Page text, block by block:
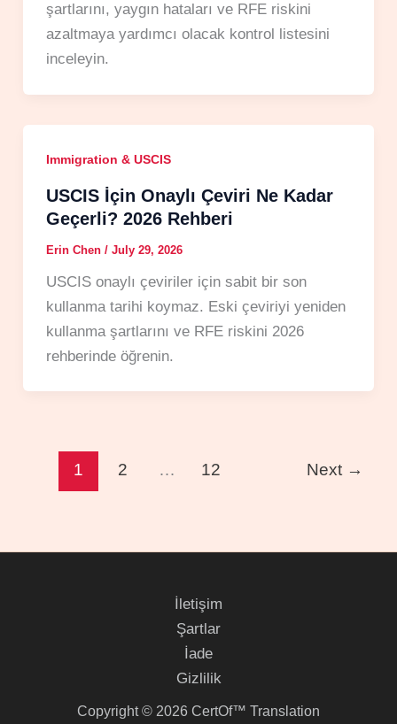
şartlarını, yaygın hataları ve RFE riskini
azaltmaya yardımcı olacak kontrol listesini
inceleyin.
Immigration & USCIS
USCIS İçin Onaylı Çeviri Ne Kadar
Geçerli? 2026 Rehberi
Erin Chen / July 29, 2026
USCIS onaylı çeviriler için sabit bir son
kullanma tarihi koymaz. Eski çeviriyi yeniden
kullanma şartlarını ve RFE riskini 2026
rehberinde öğrenin.
1 2 … 12 Next →
İletişim
Şartlar
İade
Gizlilik
Copyright © 2026 CertOf™ Translation